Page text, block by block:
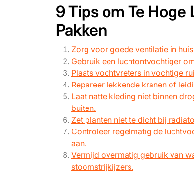
9 Tips om Te
Pakken
Zorg voor goede ventilatie in
Gebruik een luchtontvochtiger
Plaats vochtvreters in vochtige
Repareer lekkende kranen of
Laat natte kleding niet binnen
buiten.
Zet planten niet te dicht bij
Controleer regelmatig de
aan.
Vermijd overmatig gebruik van
stoomstrijkijzers.